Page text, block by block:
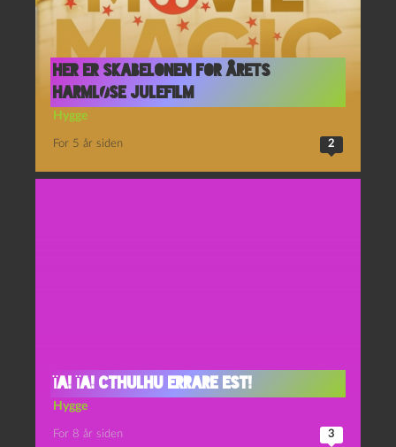
Her er skabelonen for årets
harmløse julefilm
Hygge
For 5 år siden 2
Ïa! Ïa! Cthulhu errare est!
Hygge
For 8 år siden 3